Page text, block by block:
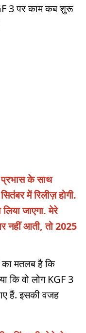
3 पर काम कब शुरू
के साथ
में रिलीज़ होगी.
जाएगा. मेरे
नहीं आती, तो 2025
का मतलब है कि
कि वो लोग KGF 3
हैं. इसकी वजह